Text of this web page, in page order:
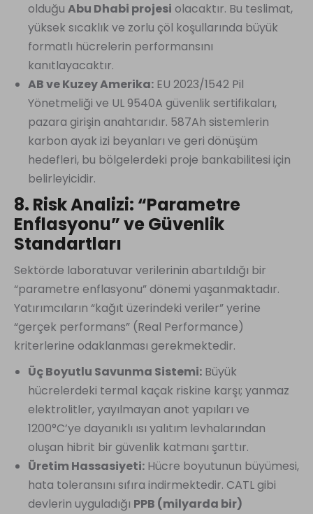
olduğu Abu Dhabi projesi olacaktır. Bu teslimat,
yüksek sıcaklık ve zorlu çöl koşullarında büyük
formatlı hücrelerin performansını
kanıtlayacaktır.
AB ve Kuzey Amerika: EU 2023/1542 Pil
Yönetmeliği ve UL 9540A güvenlik sertifikaları,
pazara girişin anahtarıdır. 587Ah sistemlerin
karbon ayak izi beyanları ve geri dönüşüm
hedefleri, bu bölgelerdeki proje bankabilitesi için
belirleyicidir.
8. Risk Analizi: “Parametre
Enflasyonu” ve Güvenlik
Standartları
Sektörde laboratuvar verilerinin abartıldığı bir
“parametre enflasyonu” dönemi yaşanmaktadır.
Yatırımcıların “kağıt üzerindeki veriler” yerine
“gerçek performans” (Real Performance)
kriterlerine odaklanması gerekmektedir.
Üç Boyutlu Savunma Sistemi: Büyük
hücrelerdeki termal kaçak riskine karşı; yanmaz
elektrolitler, yayılmayan anot yapıları ve
1200°C’ye dayanıklı ısı yalıtım levhalarından
oluşan hibrit bir güvenlik katmanı şarttır.
Üretim Hassasiyeti: Hücre boyutunun büyümesi,
hata toleransını sıfıra indirmektedir. CATL gibi
devlerin uyguladığı PPB (milyarda bir)